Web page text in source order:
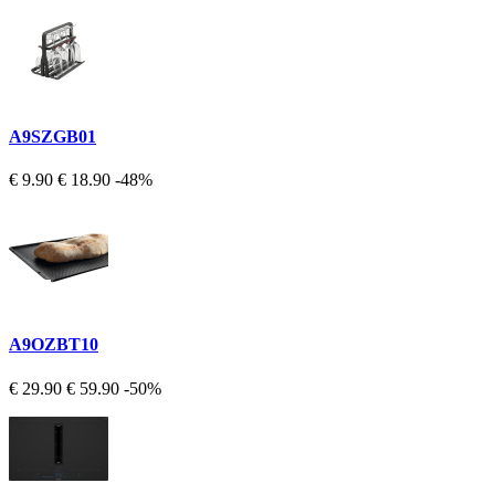
A9SZGB01
€ 9.90 € 18.90 -48%
A9OZBT10
€ 29.90 € 59.90 -50%